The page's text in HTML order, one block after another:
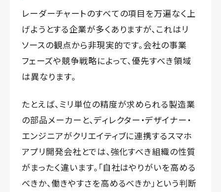
レーダーチャートのすべての項目を万遍なく上
げようとする企業が多くありますが、これはリ
ソースの観点から非現実的です。会社の事業
フェーズや競争戦略によって、優先すべき領域
は異なります。
たとえば、ミリ単位の精度が求められる製造業
の部品メーカーと、ディレクター・デザイナー・
エンジニアがクリエイティブに連携するスマホ
アプリ開発会社とでは、強化すべき組織の性質
がまったく違います。「自社はやりがいを高める
べきか、働きやすさを高めるべきか」という判断